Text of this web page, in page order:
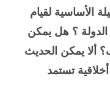
الأساسية لقيام
الدولة ؟ هل يمكن
ألا يمكن الحديث
تستمد